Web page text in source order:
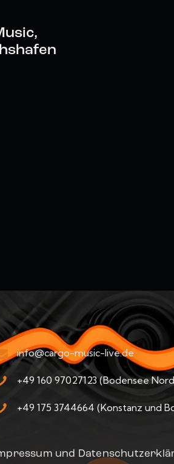
info@cargo-music-live.de
+49 160 97027123 (Bodensee
+49 175 3744664 (Konstanz und
und